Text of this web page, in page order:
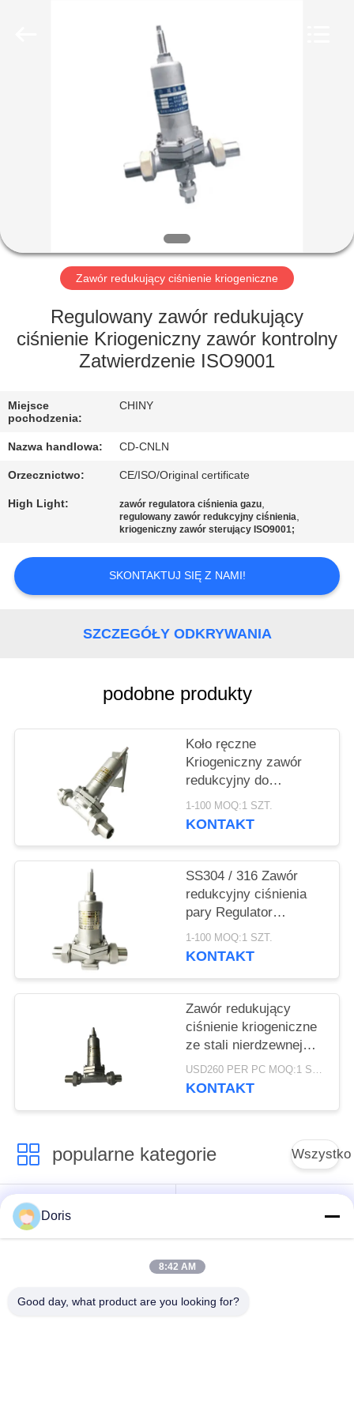
O
NAS
WYCIECZKA
PO
FABRYCE
KONTROLA
JAKOŚCI
SKONTAKTUJ
SIĘ
NAMI
WYCENĘ
SITEMAP
POLITYKA
PRYWATNOŚCI
Zawór redukujący ciśnienie kriogeniczne
Regulowany zawór redukujący
ciśnienie Kriogeniczny zawór kontrolny
Zatwierdzenie ISO9001
Miejsce
pochodzenia:
CHINY
Nazwa handlowa: CD-CNLN
Orzecznictwo: CE/ISO/Original certificate
High Light: zawór regulatora ciśnienia gazu,
regulowany zawór redukcyjny ciśnienia,
kriogeniczny zawór sterujący ISO9001;
SKONTAKTUJ SIĘ Z NAMI!
SZCZEGÓŁY ODKRYWANIA
podobne produkty
Koło ręczne
Kriogeniczny zawór
redukcyjny do
spawania Typ do
zbiornika LNG O2
1-100 MOQ:1 SZT.
KONTAKT
SS304 / 316 Zawór
redukcyjny ciśnienia
pary Regulator
obniżający niską
temperaturę
1-100 MOQ:1 SZT.
KONTAKT
Zawór redukujący
ciśnienie kriogeniczne
ze stali nierdzewnej
Zawór regulatora
ciśnienia gazu
USD260 PER PC MOQ:1 SZT.
KONTAKT
popularne kategorie Wszystko
Kriogeniczny zawór
kulowy
zwrotny
Zawór
kriogenicznego
Doris
8:42 AM
Good day, what product are you looking for?